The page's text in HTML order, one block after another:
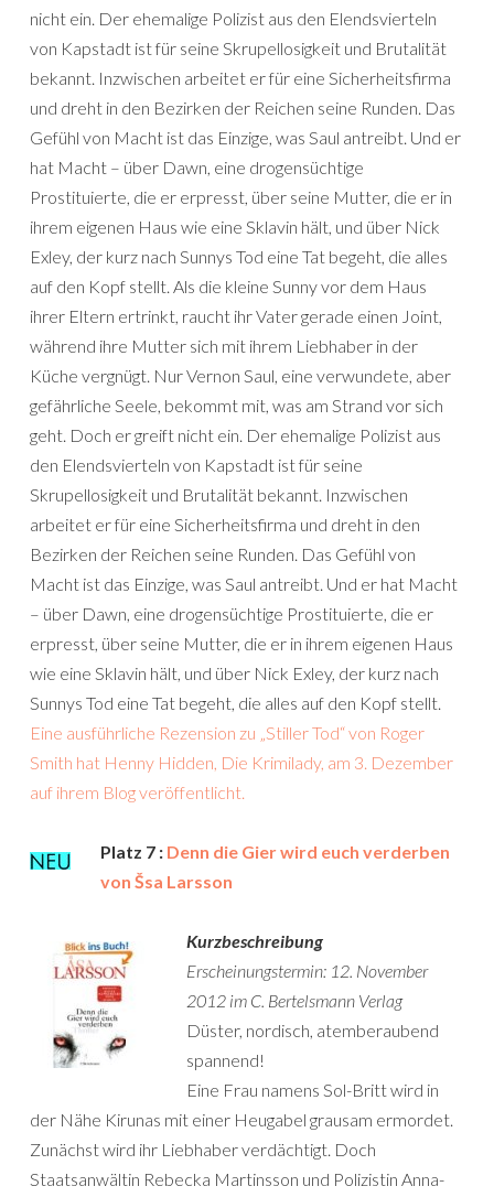
nicht ein. Der ehemalige Polizist aus den Elendsvierteln
von Kapstadt ist für seine Skrupellosigkeit und Brutalität
bekannt. Inzwischen arbeitet er für eine Sicherheitsfirma
und dreht in den Bezirken der Reichen seine Runden. Das
Gefühl von Macht ist das Einzige, was Saul antreibt. Und er
hat Macht – über Dawn, eine drogensüchtige
Prostituierte, die er erpresst, über seine Mutter, die er in
ihrem eigenen Haus wie eine Sklavin hält, und über Nick
Exley, der kurz nach Sunnys Tod eine Tat begeht, die alles
auf den Kopf stellt. Als die kleine Sunny vor dem Haus
ihrer Eltern ertrinkt, raucht ihr Vater gerade einen Joint,
während ihre Mutter sich mit ihrem Liebhaber in der
Küche vergnügt. Nur Vernon Saul, eine verwundete, aber
gefährliche Seele, bekommt mit, was am Strand vor sich
geht. Doch er greift nicht ein. Der ehemalige Polizist aus
den Elendsvierteln von Kapstadt ist für seine
Skrupellosigkeit und Brutalität bekannt. Inzwischen
arbeitet er für eine Sicherheitsfirma und dreht in den
Bezirken der Reichen seine Runden. Das Gefühl von
Macht ist das Einzige, was Saul antreibt. Und er hat Macht
– über Dawn, eine drogensüchtige Prostituierte, die er
erpresst, über seine Mutter, die er in ihrem eigenen Haus
wie eine Sklavin hält, und über Nick Exley, der kurz nach
Sunnys Tod eine Tat begeht, die alles auf den Kopf stellt.
Eine ausführliche Rezension zu „Stiller Tod“ von Roger
Smith hat Henny Hidden, Die Krimilady, am 3. Dezember
auf ihrem Blog veröffentlicht.
Platz 7 : Denn die Gier wird euch verderben
von Šsa Larsson
Kurzbeschreibung
Erscheinungstermin: 12. November
2012 im C. Bertelsmann Verlag
Düster, nordisch, atemberaubend
spannend!
Eine Frau namens Sol-Britt wird in
der Nähe Kirunas mit einer Heugabel grausam ermordet.
Zunächst wird ihr Liebhaber verdächtigt. Doch
Staatsanwältin Rebecka Martinsson und Polizistin Anna-